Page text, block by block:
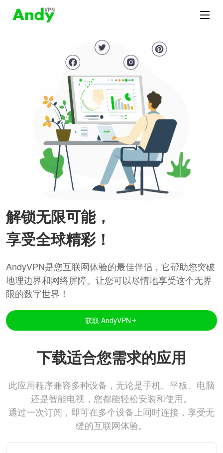
解锁无限可能，
享受全球精彩！
AndyVPN是您互联网体验的最佳伴侣，它帮助您突破
地理边界和网络屏障。让您可以尽情地享受这个无界
限的数字世界！
获取 AndyVPN
下载适合您需求的应用
此应用程序兼容多种设备，无论是手机、平板、电脑
还是智能电视，您都能轻松安装和使用。
通过一次订阅，即可在多个设备上同时连接，享受无
缝的互联网体验。